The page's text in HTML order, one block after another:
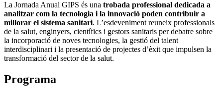
La Jornada Anual GIPS és una trobada professional dedicada a
analitzar com la tecnologia i la innovació poden contribuir a
millorar el sistema sanitari. L’esdeveniment reuneix professionals
de la salut, enginyers, científics i gestors sanitaris per debatre sobre
la incorporació de noves tecnologies, la gestió del talent
interdisciplinari i la presentació de projectes d’èxit que impulsen la
transformació del sector de la salut.
Programa